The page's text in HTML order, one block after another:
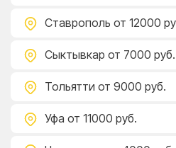
Ставрополь от 12000
Сыктывкар от 7000 руб.
Тольятти от 9000 руб.
Уфа от 11000 руб.